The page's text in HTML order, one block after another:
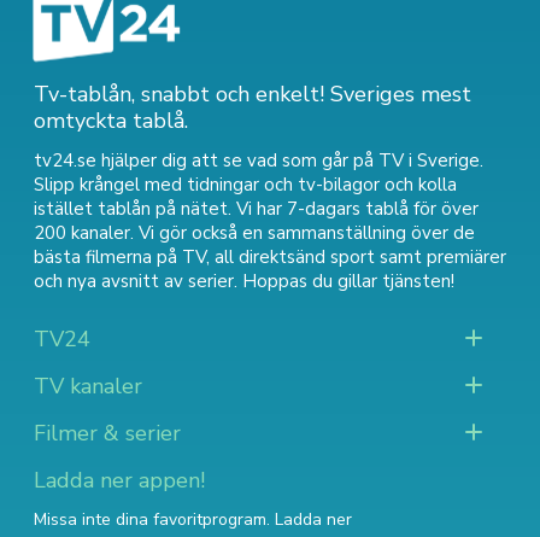
Tv-tablån, snabbt och enkelt! Sveriges mest
omtyckta tablå.
tv24.se hjälper dig att se vad som går på TV i Sverige.
Slipp krångel med tidningar och tv-bilagor och kolla
istället tablån på nätet. Vi har 7-dagars tablå för över
200 kanaler. Vi gör också en sammanställning över de
bästa filmerna på TV, all direktsänd sport samt premiärer
och nya avsnitt av serier. Hoppas du gillar tjänsten!
TV24
TV kanaler
Filmer & serier
Ladda ner appen!
Missa inte dina favoritprogram. Ladda ner